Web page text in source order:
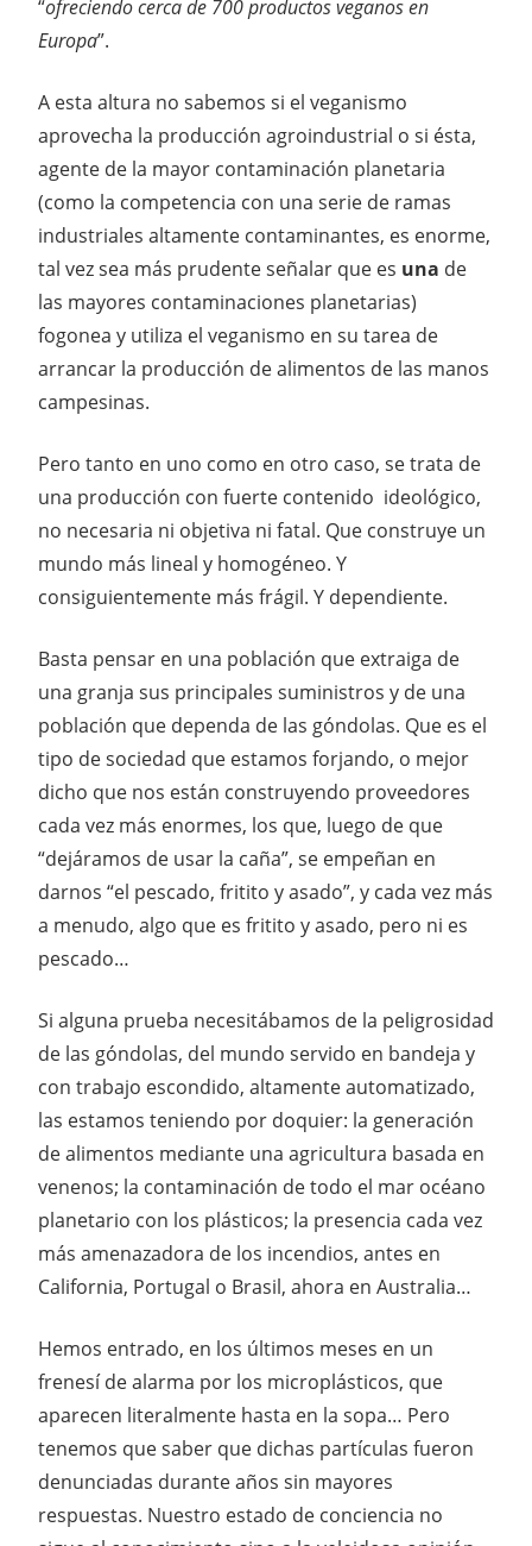
“ofreciendo cerca de 700 productos veganos en
Europa”.
A esta altura no sabemos si el veganismo
aprovecha la producción agroindustrial o si ésta,
agente de la mayor contaminación planetaria
(como la competencia con una serie de ramas
industriales altamente contaminantes, es enorme,
tal vez sea más prudente señalar que es una de
las mayores contaminaciones planetarias)
fogonea y utiliza el veganismo en su tarea de
arrancar la producción de alimentos de las manos
campesinas.
Pero tanto en uno como en otro caso, se trata de
una producción con fuerte contenido ideológico,
no necesaria ni objetiva ni fatal. Que construye un
mundo más lineal y homogéneo. Y
consiguientemente más frágil. Y dependiente.
Basta pensar en una población que extraiga de
una granja sus principales suministros y de una
población que dependa de las góndolas. Que es el
tipo de sociedad que estamos forjando, o mejor
dicho que nos están construyendo proveedores
cada vez más enormes, los que, luego de que
“dejáramos de usar la caña”, se empeñan en
darnos “el pescado, fritito y asado”, y cada vez más
a menudo, algo que es fritito y asado, pero ni es
pescado…
Si alguna prueba necesitábamos de la peligrosidad
de las góndolas, del mundo servido en bandeja y
con trabajo escondido, altamente automatizado,
las estamos teniendo por doquier: la generación
de alimentos mediante una agricultura basada en
venenos; la contaminación de todo el mar océano
planetario con los plásticos; la presencia cada vez
más amenazadora de los incendios, antes en
California, Portugal o Brasil, ahora en Australia…
Hemos entrado, en los últimos meses en un
frenesí de alarma por los microplásticos, que
aparecen literalmente hasta en la sopa… Pero
tenemos que saber que dichas partículas fueron
denunciadas durante años sin mayores
respuestas. Nuestro estado de conciencia no